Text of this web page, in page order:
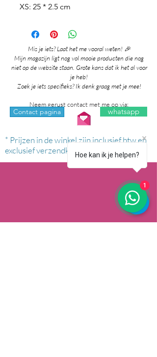
XS: 25 * 2.5 cm
Mis je iets? Laat het me vooral weten! 🎉
Mijn magazijn ligt nog vol mooie producten die nog
niet op de website staan. Grote kans dat ik het al voor
je heb!
Zoek je iets specifieks? Ik denk graag met je mee!
Neem gerust contact met me op via:
Contact pagina whatsapp
* Prijzen in de winkel zijn inclusief btw en
exclusief verzendkosten.Hoe kan ik je helpen?
1